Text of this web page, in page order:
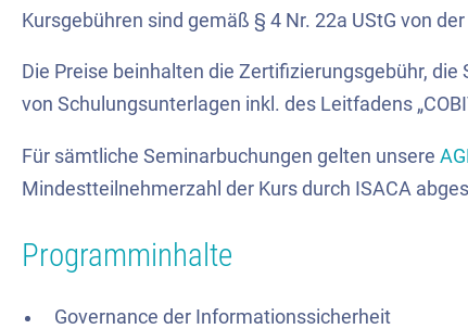
Kursgebühren sind gemäß § 4 Nr. 22a UStG von
Die Preise beinhalten die Zertifizierungsgebühr,
von Schulungsunterlagen inkl. des Leitfadens
Für sämtliche Seminarbuchungen gelten unsere
Mindestteilnehmerzahl der Kurs durch ISACA
Programminhalte
Governance der Informationssicherheit